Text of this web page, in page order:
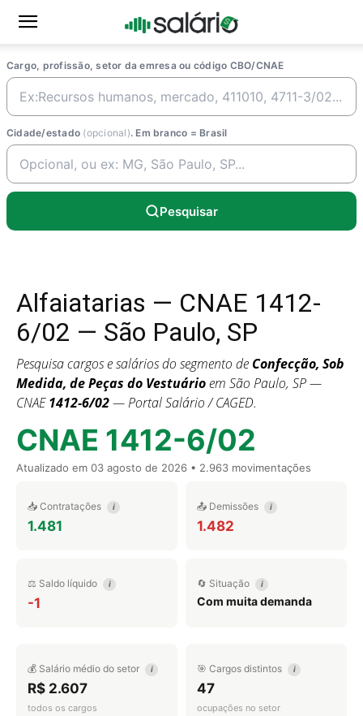
Cargo, profissão, setor da emresa ou código CBO/CNAE
Cidade/estado (opcional). Em branco = Brasil
Pesquisar
Alfaiatarias — CNAE 1412-
6/02 — São Paulo, SP
Pesquisa cargos e salários do segmento de Confecção, Sob
Medida, de Peças do Vestuárioem São Paulo, SP —
CNAE1412-6/02— Portal Salário / CAGED.
CNAE 1412-6/02
Atualizado em 03 agosto de 2026 • 2.963 movimentações
📥 Contratações i
1.481
📤 Demissões i
1.482
⚖️ Saldo líquido i
-1
🔄 Situação i
Com muita demanda
💰 Salário médio do setor i
R$ 2.607
todos os cargos
🎯 Cargos distintos i
47
ocupações no setor